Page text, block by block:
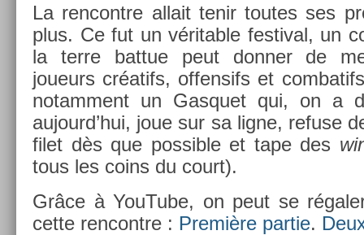
La re­ncontre al­lait tenir toutes ses
plus. Ce fut un vérit­able fes­tiv­al, un
la terre bat­tue peut donn­er de
joueurs créatifs, of­fen­sifs et
notam­ment un Gas­quet qui, on a
aujourd’hui, joue sur sa ligne, re­fuse
filet dès que pos­sible et tape des
tous les coins du court).
Grâce à YouTube, on peut se
cette re­ncontre : Première par­tie.